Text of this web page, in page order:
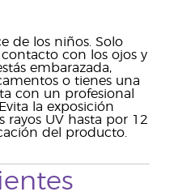
de los niños. Solo
con los ojos y
embarazada,
o tienes una
con un profesional
la exposición
rayos UV hasta por 12
del producto.